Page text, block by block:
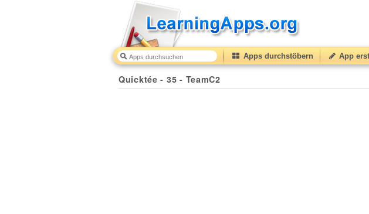
Apps durchstöbern App
Quicktée - 35 - TeamC2